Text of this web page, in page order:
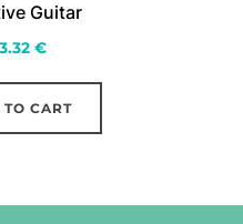
Guitar
€
CART